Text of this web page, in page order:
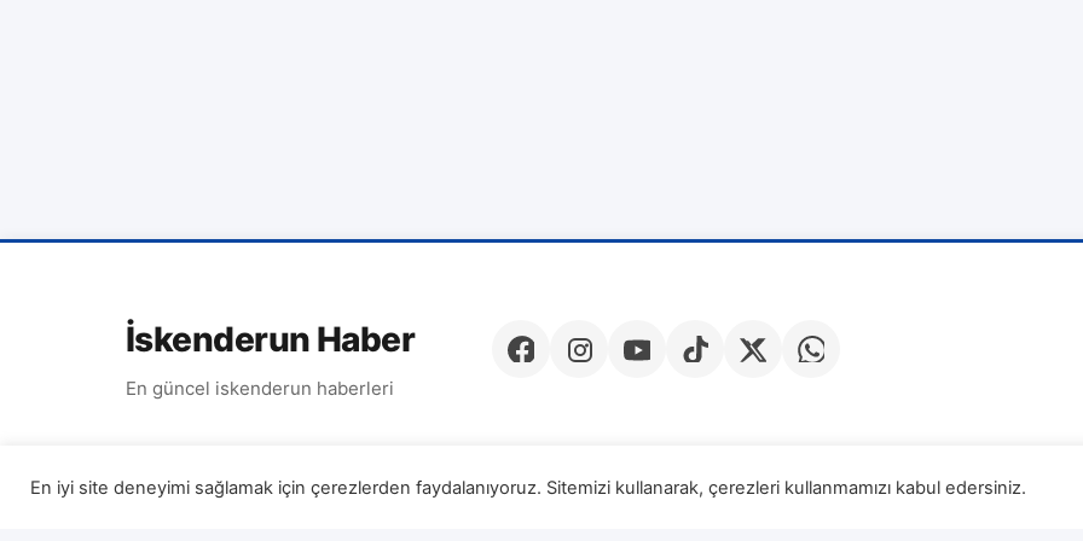
İskenderun Haber
En güncel iskenderun haberleri
En iyi site deneyimi sağlamak için çerezlerden faydalanıyoruz. Sitemizi kullanarak, çerezleri kullanmamızı kabul edersiniz.